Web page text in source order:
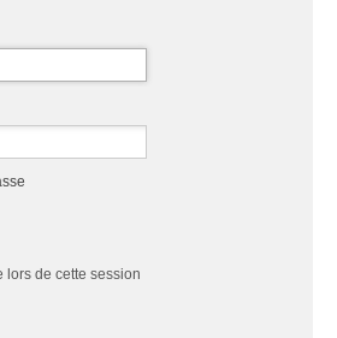
lors de cette session